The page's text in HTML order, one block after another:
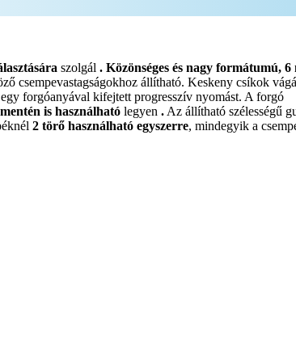
szolgál . Közönséges és nagy formátumú, 6
csempevastagságokhoz állítható. Keskeny csíkok
forgóanyával kifejtett progresszív nyomást. A forgó
is használható legyen . Az állítható szélességű
2 törő használható egyszerre, mindegyik a